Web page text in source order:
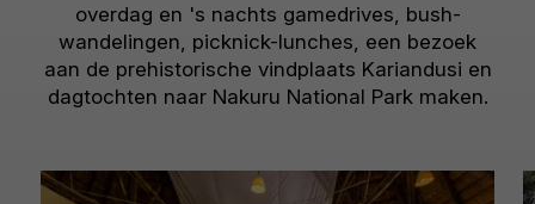
overdag en 's nachts gamedrives, bush-
wandelingen, picknick-lunches, een bezoek
aan de prehistorische vindplaats Kariandusi en
dagtochten naar Nakuru National Park maken.